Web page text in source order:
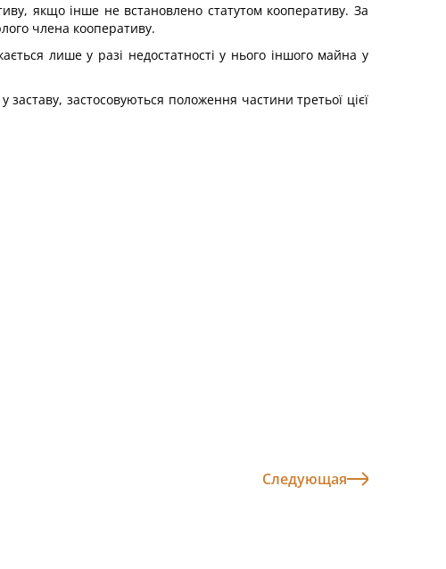
якщо інше не встановлено статутом кооперативу. За
члена кооперативу.
лише у разі недостатності у нього іншого майна у
застосовуються положення частини третьої цієї
Следующая